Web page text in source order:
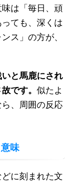
は「毎日、頑
ても、深くは
ス」の方が、
と馬鹿にされ
です。 似たよ
、周囲の反応
味
に刻まれた文